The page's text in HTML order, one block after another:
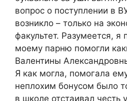
вопрос о поступлении в
возникло – только на
факультет. Разумеется, я
моему парню помогли
Валентины
Я как могла, помогала
неплохим бонусом было
в школе отстаивал честь